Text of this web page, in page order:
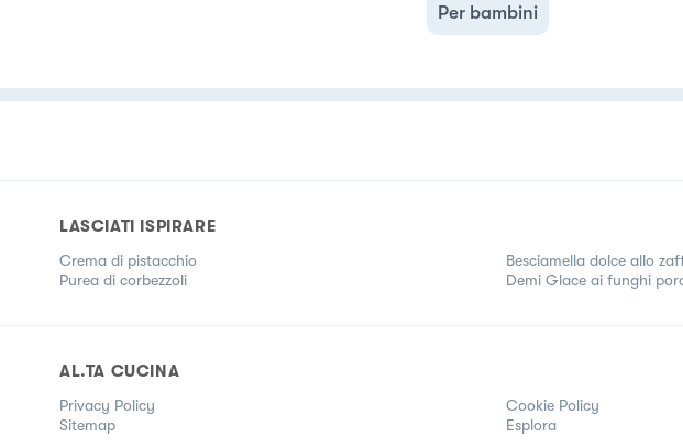
Per bambini
LASCIATI ISPIRARE
Crema di pistacchio
Purea di corbezzoli
Besciamella dolce allo
Demi Glace ai funghi
AL.TA CUCINA
Privacy Policy Cookie Policy
Sitemap
Esplora